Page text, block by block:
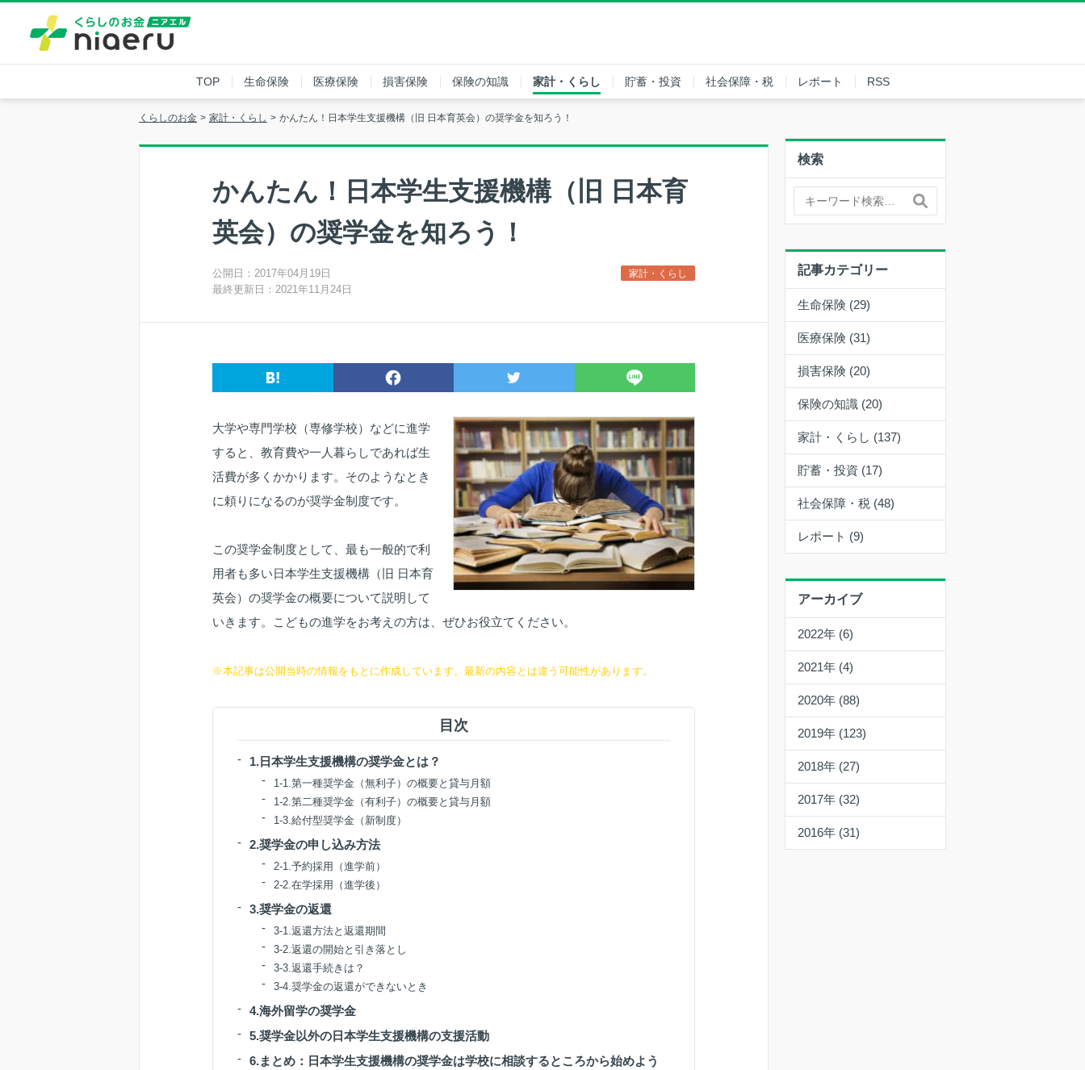
TOP 生命保険 医療保険 損害保険 保険の知識 家計・くらし 貯蓄・投資 社会保障・税 レポート RSS
くらしのお金 家計・くらし かんたん！日本学生支援機構（旧 日本育英会）の奨学金を知ろう！
かんたん！日本学生支援機構（旧 日本育
英会）の奨学金を知ろう！
公開日：2017年04月19日
最終更新日：2021年11月24日
家計・くらし
大学や専門学校（専修学校）などに進学
すると、教育費や一人暮らしであれば生
活費が多くかかります。そのようなとき
に頼りになるのが奨学金制度です。
この奨学金制度として、最も一般的で利
用者も多い日本学生支援機構（旧 日本育
英会）の奨学金の概要について説明して
いきます。こどもの進学をお考えの方は、ぜひお役立てください。
※本記事は公開当時の情報をもとに作成しています。最新の内容とは違う可能性があります。
目次
1.日本学生支援機構の奨学金とは？
1-1.第一種奨学金（無利子）の概要と貸与月額
1-2.第二種奨学金（有利子）の概要と貸与月額
1-3.給付型奨学金（新制度）
2.奨学金の申し込み方法
2-1.予約採用（進学前）
2-2.在学採用（進学後）
3.奨学金の返還
3-1.返還方法と返還期間
3-2.返還の開始と引き落とし
3-3.返還手続きは？
3-4.奨学金の返還ができないとき
4.海外留学の奨学金
5.奨学金以外の日本学生支援機構の支援活動
6.まとめ：日本学生支援機構の奨学金は学校に相談するところから始めよう
検索
記事カテゴリー
生命保険 (29)
医療保険 (31)
損害保険 (20)
保険の知識 (20)
家計・くらし (137)
貯蓄・投資 (17)
社会保障・税 (48)
レポート (9)
アーカイブ
2022年 (6)
2021年 (4)
2020年 (88)
2019年 (123)
2018年 (27)
2017年 (32)
2016年 (31)